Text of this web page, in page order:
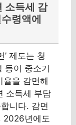
소득세 감
령액에
’ 제도는 청
등이 중소기
율을 감면해
소득세 부담
니다. 감면
2026년에도